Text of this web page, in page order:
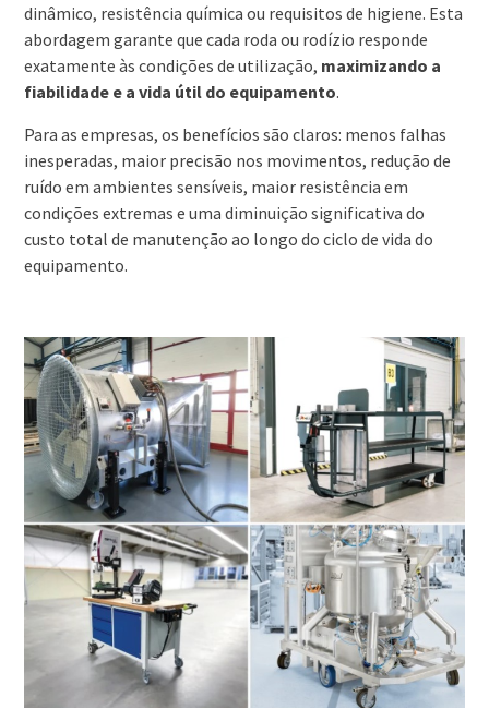
dinâmico, resistência química ou requisitos de higiene. Esta
abordagem garante que cada roda ou rodízio responde
exatamente às condições de utilização, maximizando a
fiabilidade e a vida útil do equipamento.
Para as empresas, os benefícios são claros: menos falhas
inesperadas, maior precisão nos movimentos, redução de
ruído em ambientes sensíveis, maior resistência em
condições extremas e uma diminuição significativa do
custo total de manutenção ao longo do ciclo de vida do
equipamento.